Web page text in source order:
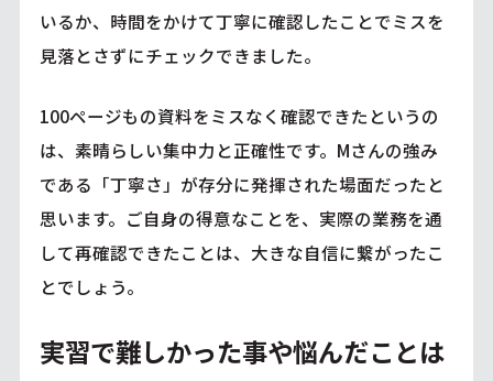
いるか、時間をかけて丁寧に確認したことでミスを
見落とさずにチェックできました。
100ページもの資料をミスなく確認できたというの
は、素晴らしい集中力と正確性です。Mさんの強み
である「丁寧さ」が存分に発揮された場面だったと
思います。ご自身の得意なことを、実際の業務を通
して再確認できたことは、大きな自信に繋がったこ
とでしょう。
実習で難しかった事や悩んだことは